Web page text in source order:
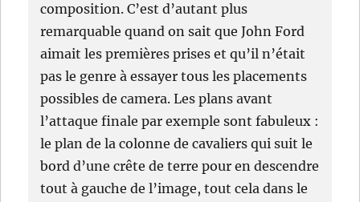
composition. C’est d’autant plus
remarquable quand on sait que John Ford
aimait les premières prises et qu’il n’était
pas le genre à essayer tous les placements
possibles de camera. Les plans avant
l’attaque finale par exemple sont fabuleux :
le plan de la colonne de cavaliers qui suit le
bord d’une crête de terre pour en descendre
tout à gauche de l’image, tout cela dans le